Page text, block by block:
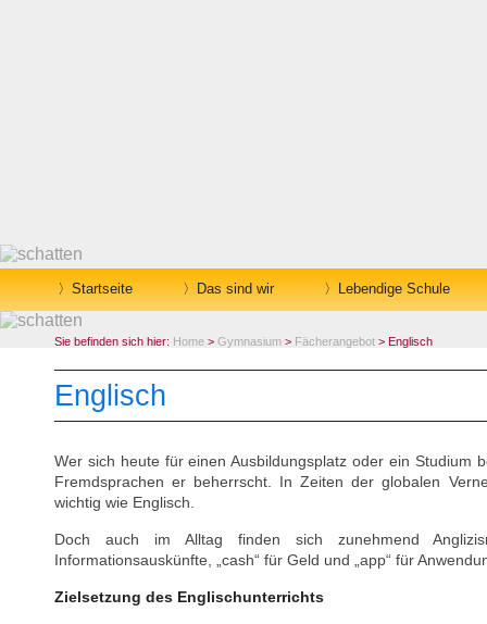
Startseite Das sind wir Lebendige Schule
Sie befinden sich hier: Home > Gymnasium > Fächerangebot > Englisch
Englisch
Wer sich heute für einen Ausbildungsplatz oder ein Studium
Fremdsprachen er beherrscht. In Zeiten der globalen
wichtig wie Englisch.
Doch auch im Alltag finden sich zunehmend
Informationsauskünfte, „cash“ für Geld und „app“ für
Zielsetzung des Englischunterrichts